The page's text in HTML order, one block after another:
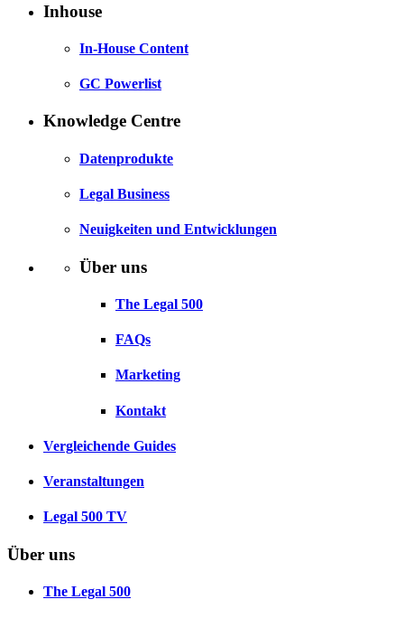
Inhouse
In-House Content
GC Powerlist
Knowledge Centre
Datenprodukte
Legal Business
Neuigkeiten und Entwicklungen
Über uns
The Legal 500
FAQs
Marketing
Kontakt
Vergleichende Guides
Veranstaltungen
Legal 500 TV
Über uns
The Legal 500